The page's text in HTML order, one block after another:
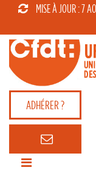
MISE À JOUR : 7
ADHÉRER ?